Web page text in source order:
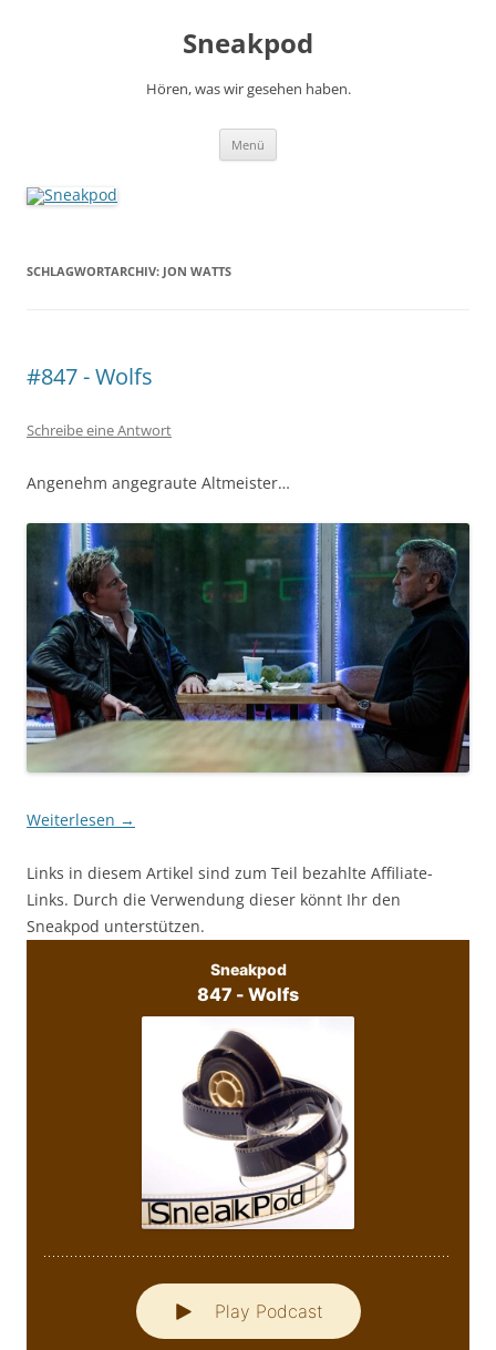
Sneakpod
Hören, was wir gesehen haben.
Menü
SCHLAGWORTARCHIV: JON WATTS
#847 - Wolfs
Schreibe eine Antwort
Angenehm angegraute Altmeister…
Weiterlesen →
Links in diesem Artikel sind zum Teil bezahlte Affiliate-
Links. Durch die Verwendung dieser könnt Ihr den
Sneakpod unterstützen.